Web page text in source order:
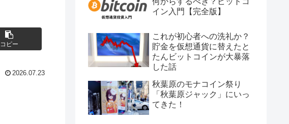
コピー
2026.07.23
イン入門【完全版】
これが初心者への洗礼か？
貯金を仮想通貨に替えたと
たんビットコインが大暴落
した話
秋葉原のモナコイン祭り
「秋葉原ジャック」にいっ
てきた！